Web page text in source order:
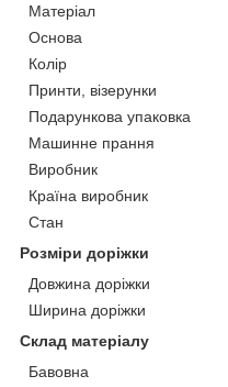
Матеріал
Основа
Колір
Принти, візерунки
Подарункова упаковка
Машинне прання
Виробник
Країна виробник
Стан
Розміри доріжки
Довжина доріжки
Ширина доріжки
Склад матеріалу
Бавовна